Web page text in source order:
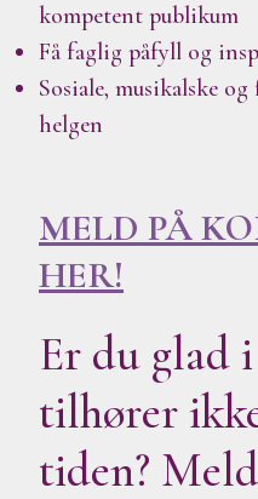
kompetent publikum
Få faglig påfyll og
Sosiale, musikalske
helgen
MELD PÅ
HER!
Er du glad
tilhører
tiden?